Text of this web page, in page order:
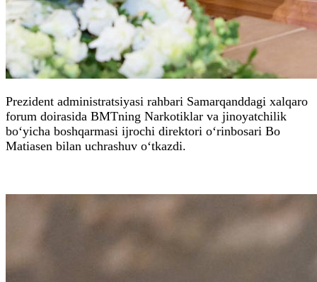
Prezident administratsiyasi rahbari Samarqanddagi xalqaro
forum doirasida BMTning Narkotiklar va jinoyatchilik
bo‘yicha boshqarmasi ijrochi direktori o‘rinbosari Bo
Matiasen bilan uchrashuv o‘tkazdi.